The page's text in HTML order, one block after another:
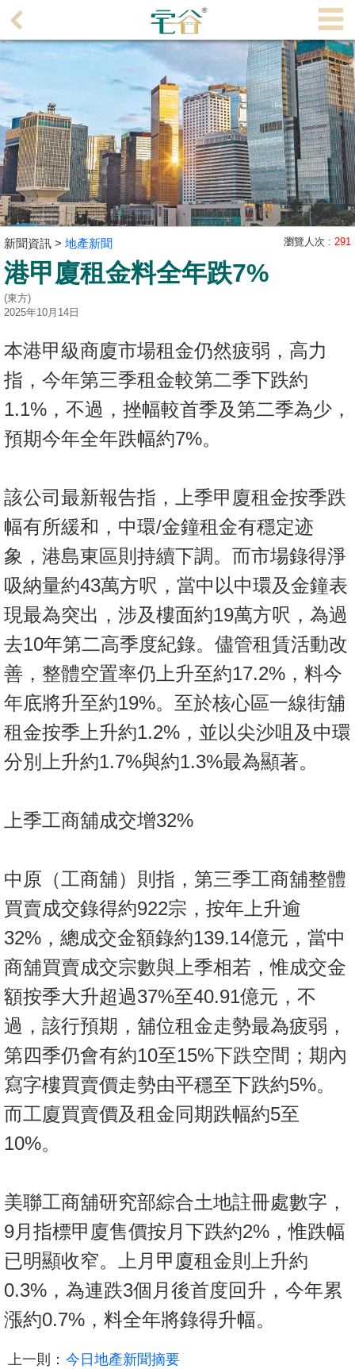
理
主
頁
搵
樓/
成
交
業
主
放
盤
谷
揭
產
客
地
新
聞
數
據
公
佈
置
業
手
關
們
新聞資訊 > 地產新聞 瀏覽人次 : 291
港甲廈租金料全年跌7%
(東方)
2025年10月14日
本港甲級商廈市場租金仍然疲弱，高力
指，今年第三季租金較第二季下跌約
1.1%，不過，挫幅較首季及第二季為少，
預期今年全年跌幅約7%。
該公司最新報告指，上季甲廈租金按季跌
幅有所緩和，中環/金鐘租金有穩定迹
象，港島東區則持續下調。而市場錄得淨
吸納量約43萬方呎，當中以中環及金鐘表
現最為突出，涉及樓面約19萬方呎，為過
去10年第二高季度紀錄。儘管租賃活動改
善，整體空置率仍上升至約17.2%，料今
年底將升至約19%。至於核心區一線街舖
租金按季上升約1.2%，並以尖沙咀及中環
分別上升約1.7%與約1.3%最為顯著。
上季工商舖成交增32%
中原（工商舖）則指，第三季工商舖整體
買賣成交錄得約922宗，按年上升逾
32%，總成交金額錄約139.14億元，當中
商舖買賣成交宗數與上季相若，惟成交金
額按季大升超過37%至40.91億元，不
過，該行預期，舖位租金走勢最為疲弱，
第四季仍會有約10至15%下跌空間；期內
寫字樓買賣價走勢由平穩至下跌約5%。
而工廈買賣價及租金同期跌幅約5至
10%。
美聯工商舖研究部綜合土地註冊處數字，
9月指標甲廈售價按月下跌約2%，惟跌幅
已明顯收窄。上月甲廈租金則上升約
0.3%，為連跌3個月後首度回升，今年累
漲約0.7%，料全年將錄得升幅。
上一則： 今日地產新聞摘要